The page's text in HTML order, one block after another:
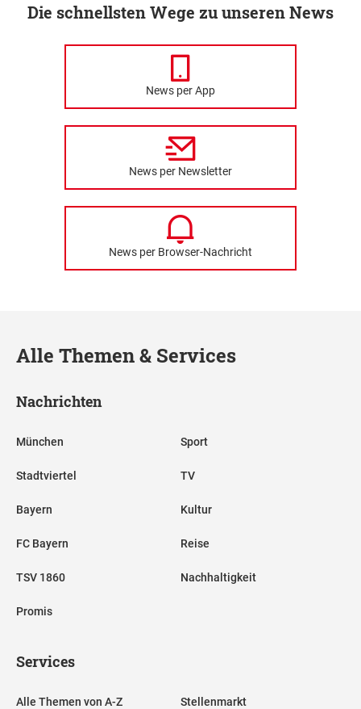
Die schnellsten Wege zu unseren News
News per App
News per Newsletter
News per Browser-Nachricht
Alle Themen & Services
Nachrichten
München
Stadtviertel
Bayern
FC Bayern
TSV 1860
Promis
Sport
TV
Kultur
Reise
Nachhaltigkeit
Services
Alle Themen von A-Z Stellenmarkt